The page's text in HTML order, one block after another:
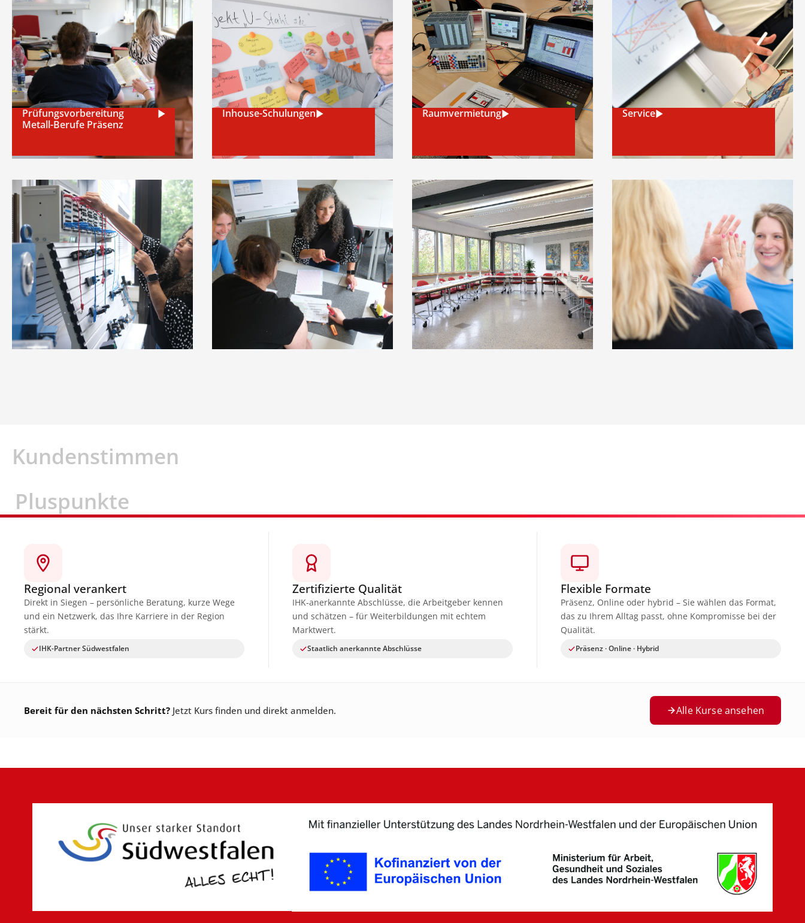
Prüfungsvorbereitung
Metall-Berufe Präsenz
Inhouse-Schulungen Raumvermietung Service
Kundenstimmen
Pluspunkte
Regional verankert
Direkt in Siegen – persönliche Beratung, kurze Wege
und ein Netzwerk, das Ihre Karriere in der Region
stärkt.
IHK-Partner Südwestfalen
Zertifizierte Qualität
IHK-anerkannte Abschlüsse, die Arbeitgeber kennen
und schätzen – für Weiterbildungen mit echtem
Marktwert.
Staatlich anerkannte Abschlüsse
Flexible Formate
Präsenz, Online oder hybrid – Sie wählen das Format,
das zu Ihrem Alltag passt, ohne Kompromisse bei der
Qualität.
Präsenz · Online · Hybrid
Bereit für den nächsten Schritt? Jetzt Kurs finden und direkt anmelden. Alle Kurse ansehen